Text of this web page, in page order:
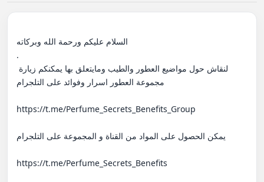
السلام عليكم ورحمة الله وبركاته
.
مجموعة العطور اسرار وفوائد على التلجرام
https://t.me/Perfume_Secrets_Benefits_Group
يمكن الحصول على المواد من القناة و المجموعة على التلجرام
https://t.me/Perfume_Secrets_Benefits